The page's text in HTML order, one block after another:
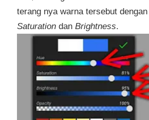
terang nya warna tersebut
Saturation dan Brightness.